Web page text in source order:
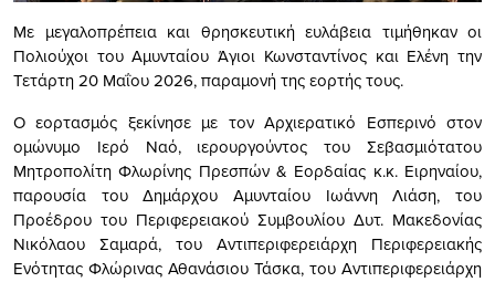
Με μεγαλοπρέπεια και θρησκευτική ευλάβεια τιμήθηκαν οι
Πολιούχοι του Αμυνταίου Άγιοι Κωνσταντίνος και Ελένη την
Τετάρτη 20 Μαΐου 2026, παραμονή της εορτής τους.
Ο εορτασμός ξεκίνησε με τον Αρχιερατικό Εσπερινό στον
ομώνυμο Ιερό Ναό, ιερουργούντος του Σεβασμιότατου
Μητροπολίτη Φλωρίνης Πρεσπών & Εορδαίας κ.κ. Ειρηναίου,
παρουσία του Δημάρχου Αμυνταίου Ιωάννη Λιάση, του
Προέδρου του Περιφερειακού Συμβουλίου Δυτ. Μακεδονίας
Νικόλαου Σαμαρά, του Αντιπεριφερειάρχη Περιφερειακής
Ενότητας Φλώρινας Αθανάσιου Τάσκα, του Αντιπεριφερειάρχη